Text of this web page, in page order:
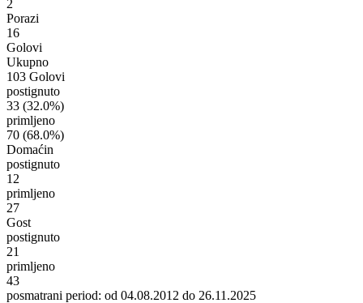
2
Porazi
16
Golovi
Ukupno
103 Golovi
postignuto
33 (32.0%)
primljeno
70 (68.0%)
Domaćin
postignuto
12
primljeno
27
Gost
postignuto
21
primljeno
43
posmatrani period: od 04.08.2012 do 26.11.2025